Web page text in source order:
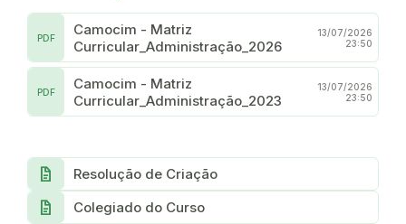
Camocim - Matriz
Curricular_Administração_2026
PDF
13/07/2026
23:50
Camocim - Matriz
Curricular_Administração_2023
PDF
13/07/2026
23:50
docs Resolução de Criação
docs Colegiado do Curso